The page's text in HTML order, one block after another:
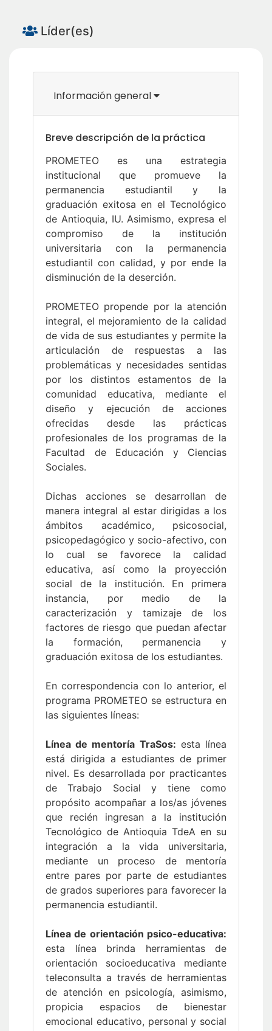
Líder(es)
Información general
Breve descripción de la práctica
PROMETEO es una estrategia
institucional que promueve la
permanencia estudiantil y la
graduación exitosa en el Tecnológico
de Antioquia, IU. Asimismo, expresa el
compromiso de la institución
universitaria con la permanencia
estudiantil con calidad, y por ende la
disminución de la deserción.
PROMETEO propende por la atención
integral, el mejoramiento de la calidad
de vida de sus estudiantes y permite la
articulación de respuestas a las
problemáticas y necesidades sentidas
por los distintos estamentos de la
comunidad educativa, mediante el
diseño y ejecución de acciones
ofrecidas desde las prácticas
profesionales de los programas de la
Facultad de Educación y Ciencias
Sociales.
Dichas acciones se desarrollan de
manera integral al estar dirigidas a los
ámbitos académico, psicosocial,
psicopedagógico y socio-afectivo, con
lo cual se favorece la calidad
educativa, así como la proyección
social de la institución. En primera
instancia, por medio de la
caracterización y tamizaje de los
factores de riesgo que puedan afectar
la formación, permanencia y
graduación exitosa de los estudiantes.
En correspondencia con lo anterior, el
programa PROMETEO se estructura en
las siguientes líneas:
Línea de mentoría TraSos: esta línea
está dirigida a estudiantes de primer
nivel. Es desarrollada por practicantes
de Trabajo Social y tiene como
propósito acompañar a los/as jóvenes
que recién ingresan a la institución
Tecnológico de Antioquia TdeA en su
integración a la vida universitaria,
mediante un proceso de mentoría
entre pares por parte de estudiantes
de grados superiores para favorecer la
permanencia estudiantil.
Línea de orientación psico-educativa:
esta línea brinda herramientas de
orientación socioeducativa mediante
teleconsulta a través de herramientas
de atención en psicología, asimismo,
propicia espacios de bienestar
emocional educativo, personal y social